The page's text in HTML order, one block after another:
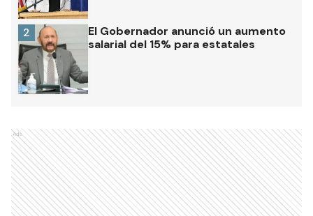
El Gobernador anunció un aumento
salarial del 15% para estatales
2
Ads